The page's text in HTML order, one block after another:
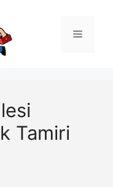
Menü
Tamiri